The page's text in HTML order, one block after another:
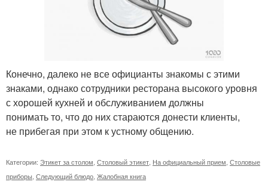
Конечно, далеко не все официанты знакомы с этими
знаками, однако сотрудники ресторана высокого уровня
с хорошей кухней и обслуживанием должны
понимать то, что до них стараются донести клиенты,
не прибегая при этом к устному общению.
Категории: Этикет за столом, Столовый этикет, На официальный прием, Столовые
приборы, Следующий блюдо, Жалобная книга